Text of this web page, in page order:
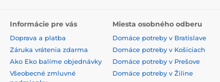
Informácie pre vás
Doprava a platba
Záruka vrátenia zdarma
Ako Eko balíme objednávky
Všeobecné zmluvné
Miesta osobného odberu
Domáce potreby v Bratislave
Domáce potreby v Košiciach
Domáce potreby v Prešove
Domáce potreby v Žiline